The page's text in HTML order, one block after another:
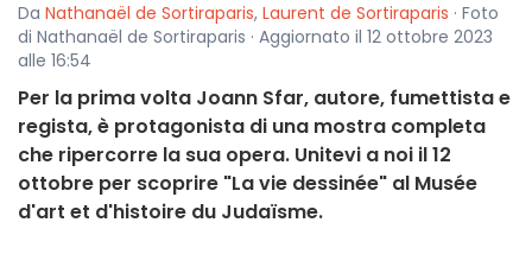
Da Nathanaël de Sortiraparis, Laurent de Sortiraparis · Foto
di Nathanaël de Sortiraparis · Aggiornato il 12 ottobre 2023
alle 16:54
Per la prima volta Joann Sfar, autore, fumettista e
regista, è protagonista di una mostra completa
che ripercorre la sua opera. Unitevi a noi il 12
ottobre per scoprire "La vie dessinée" al Musée
d'art et d'histoire du Judaïsme.